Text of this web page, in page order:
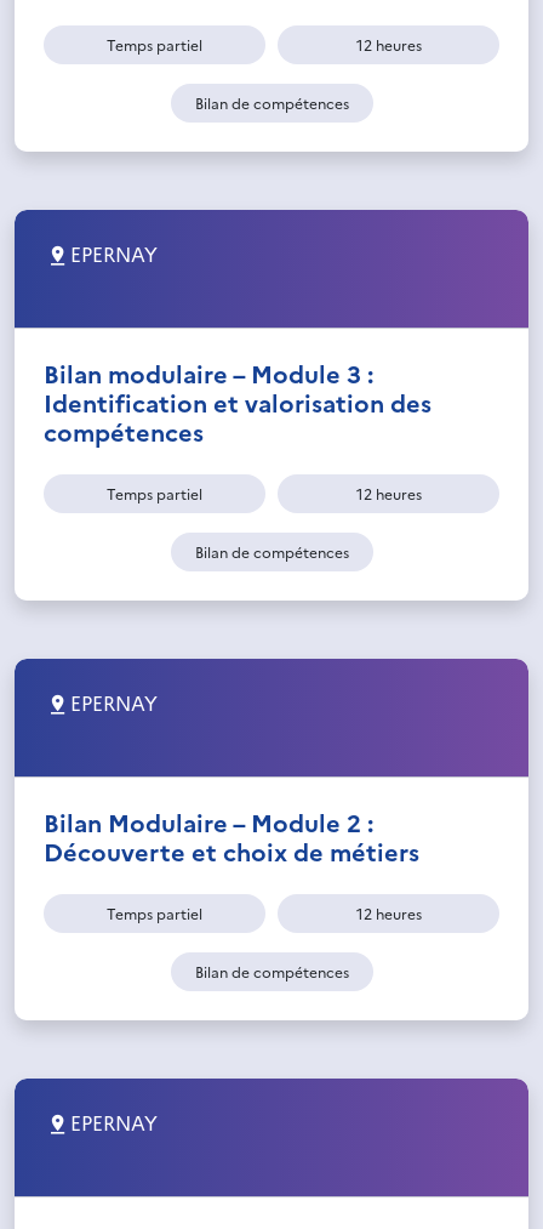
Temps partiel 12 heures
Bilan de compétences
EPERNAY
Bilan modulaire – Module 3 :
Identification et valorisation des
compétences
Temps partiel 12 heures
Bilan de compétences
EPERNAY
Bilan Modulaire – Module 2 :
Découverte et choix de métiers
Temps partiel 12 heures
Bilan de compétences
EPERNAY